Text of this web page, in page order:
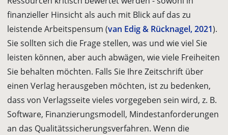
finanzieller Hinsicht als auch mit Blick auf das zu
leistende Arbeitspensum (van Edig & Rücknagel, 2021).
Sie sollten sich die Frage stellen, was und wie viel Sie
leisten können, aber auch abwägen, wie viele Freiheiten
Sie behalten möchten. Falls Sie Ihre Zeitschrift über
einen Verlag herausgeben möchten, ist zu bedenken,
dass von Verlagsseite vieles vorgegeben sein wird, z. B.
Software, Finanzierungsmodell, Mindestanforderungen
an das Qualitäts­sicherungsverfahren. Wenn die